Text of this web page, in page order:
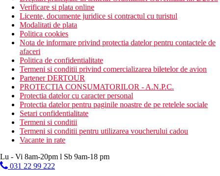
Verificare si plata online
Licente, documente juridice si contractul cu turistul
Modalitati de plata
Politica cookies
Nota de informare privind protectia datelor pentru contactele de
afaceri
Politica de confidentialitate
Termeni si conditii privind comercializarea biletelor de avion
Partener DERTOUR
PROTECTIA CONSUMATORILOR - A.N.P.C.
Protectia datelor cu caracter personal
Protectia datelor pentru paginile noastre de pe retelele sociale
Setari confidentialitate
Termeni si conditii
Termeni si conditii pentru utilizarea voucherului cadou
Vacante in rate
Lu - Vi 8am-20pm l Sb 9am-18 pm
031 22 99 222